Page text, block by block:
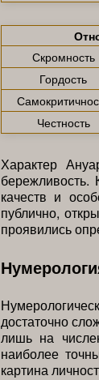
Скромность
Гордость
Честность
Характер
бережливость.
качеств и
публично,
проявились
достаточно
лишь на
наиболее
картина